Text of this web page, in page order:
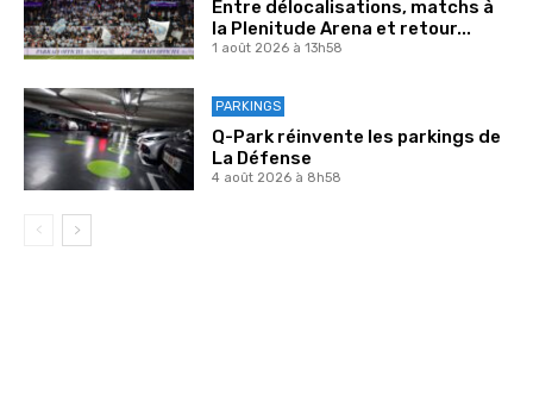
Entre délocalisations, matchs à
la Plenitude Arena et retour...
1 août 2026 à 13h58
PARKINGS
Q-Park réinvente les parkings de
La Défense
4 août 2026 à 8h58